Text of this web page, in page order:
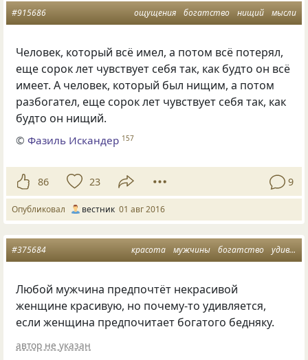
ощущения богатство нищий мысли
#915686
Человек, который всё имел, а потом всё потерял,
еще сорок лет чувствует себя так, как будто он всё
имеет. А человек, который был нищим, а потом
разбогател, еще сорок лет чувствует себя так, как
будто он нищий.
©Фазиль Искандер 157
86 23 9
Опубликовал вестник 01 авг 2016
красота мужчины богатство удивление
#375684
Любой мужчина предпочтёт некрасивой
женщине красивую, но почему-то удивляется,
если женщина предпочитает богатого бедняку.
автор не указан